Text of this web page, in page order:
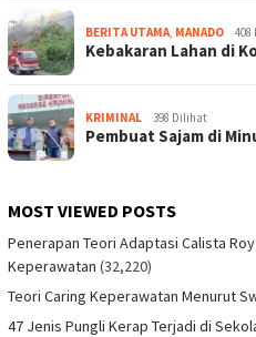
BERITA UTAMA MANADO
Kebakaran Lahan di
KRIMINAL 398 Dilihat
Pembuat Sajam di
MOST VIEWED POSTS
Penerapan Teori Adaptasi Calista
Keperawatan (32,220)
Teori Caring Keperawatan Menurut
47 Jenis Pungli Kerap Terjadi di